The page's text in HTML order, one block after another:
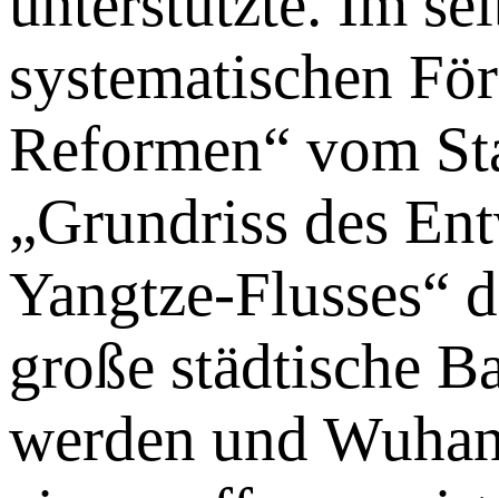
systematischen
Reformen“ vom
„Grundriss des
Yangtze-Flusses“
große städtische
werden und